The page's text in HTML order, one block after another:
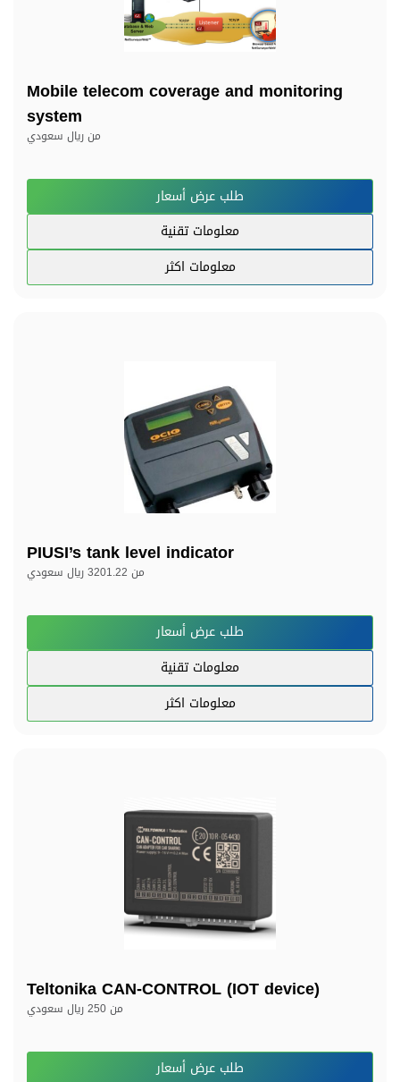
Mobile telecom coverage and monitoring
system
منريال سعودي
طلب عرض أسعار
معلومات تقنية
معلومات اكثر
PIUSI’s tank level indicator
من 3201.22 ريال سعودي
طلب عرض أسعار
معلومات تقنية
معلومات اكثر
Teltonika CAN-CONTROL (IOT device)
من250 ريال سعودي
طلب عرض أسعار